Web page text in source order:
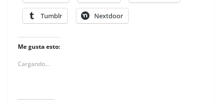
Tumblr Nextdoor
Me gusta esto:
Cargando...